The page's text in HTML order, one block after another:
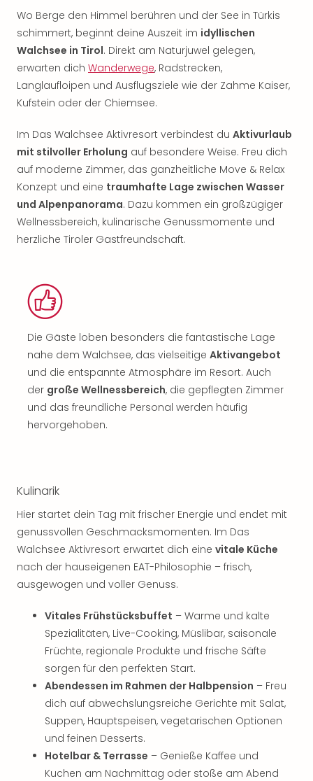
Wo Berge den Himmel berühren und der See in Türkis
schimmert, beginnt deine Auszeit im idyllischen
Walchsee in Tirol. Direkt am Naturjuwel gelegen,
erwarten dich Wanderwege, Radstrecken,
Langlaufloipen und Ausflugsziele wie der Zahme Kaiser,
Kufstein oder der Chiemsee.
Im Das Walchsee Aktivresort verbindest du Aktivurlaub
mit stilvoller Erholung auf besondere Weise. Freu dich
auf moderne Zimmer, das ganzheitliche Move & Relax
Konzept und eine traumhafte Lage zwischen Wasser
und Alpenpanorama. Dazu kommen ein großzügiger
Wellnessbereich, kulinarische Genussmomente und
herzliche Tiroler Gastfreundschaft.
Die Gäste loben besonders die fantastische Lage
nahe dem Walchsee, das vielseitige Aktivangebot
und die entspannte Atmosphäre im Resort. Auch
der große Wellnessbereich, die gepflegten Zimmer
und das freundliche Personal werden häufig
hervorgehoben.
Kulinarik
Hier startet dein Tag mit frischer Energie und endet mit
genussvollen Geschmacksmomenten. Im Das
Walchsee Aktivresort erwartet dich eine vitale Küche
nach der hauseigenen EAT-Philosophie – frisch,
ausgewogen und voller Genuss.
Vitales Frühstücksbuffet – Warme und kalte
Spezialitäten, Live-Cooking, Müslibar, saisonale
Früchte, regionale Produkte und frische Säfte
sorgen für den perfekten Start.
Abendessen im Rahmen der Halbpension – Freu
dich auf abwechslungsreiche Gerichte mit Salat,
Suppen, Hauptspeisen, vegetarischen Optionen
und feinen Desserts.
Hotelbar & Terrasse – Genieße Kaffee und
Kuchen am Nachmittag oder stoße am Abend